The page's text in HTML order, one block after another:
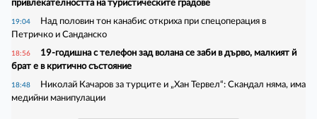
привлекателността на туристическите градове
19:04
Над половин тон канабис откриха при спецоперация в
Петричко и Санданско
18:56
19-годишна с телефон зад волана се заби в дърво, малкият й
брат е в критично състояние
18:48
Николай Качаров за турците и „Хан Тервел“: Скандал няма, има
медийни манипулации